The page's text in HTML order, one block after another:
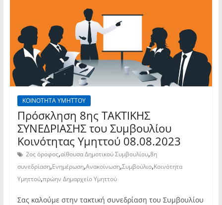
ΚΟΙΝΟΤΗΤΑ ΥΜΗΤΤΟΥ
Πρόσκληση 8ης TAKTIKHΣ
ΣΥΝΕΔΡΙΑΣΗΣ του Συμβουλίου
Κοινότητας Υμηττού 08.08.2023
2ος όροφος,αίθουσα Δημοτικού Συμβουλίου,8η
συνεδρίαση,Ενημέρωση,Ανακοίνωση,Συμβούλιο,Κοινότητα
Υμηττού,πρώην Δημαρχείο Υμηττού
Σας καλούμε στην τακτική συνεδρίαση του Συμβουλίου